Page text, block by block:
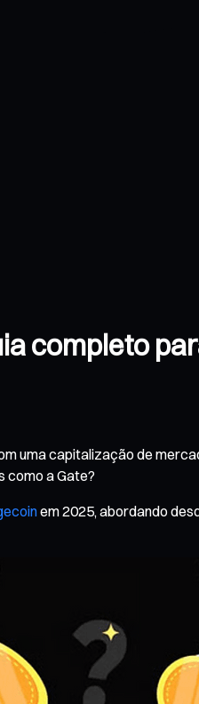
completo
uma capitalização de
como a Gate?
em 2025, abordando